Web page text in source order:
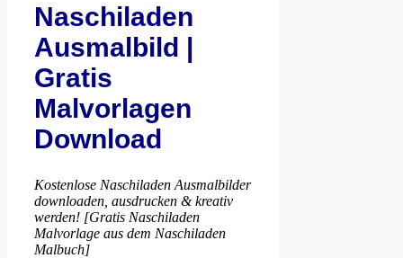
Naschiladen
Ausmalbild |
Gratis
Malvorlagen
Download
Kostenlose Naschiladen Ausmalbilder
downloaden, ausdrucken & kreativ
werden! [Gratis Naschiladen
Malvorlage aus dem Naschiladen
Malbuch]